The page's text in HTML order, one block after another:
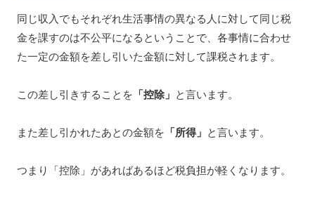
同じ収入でもそれぞれ生活事情の異なる人に対して同じ税
金を課すのは不公平になるということで、各事情に合わせ
た一定の金額を差し引いた金額に対して課税されます。
この差し引きすることを 「控除」 と言います。
また差し引かれたあとの金額を 「所得」 と言います。
つまり「控除」があればあるほど税負担が軽くなります。